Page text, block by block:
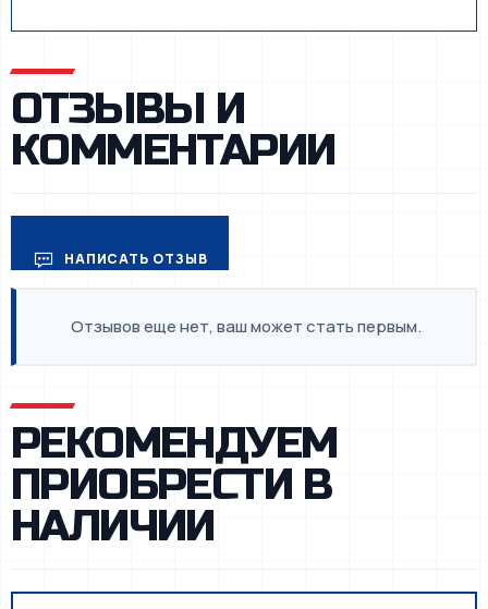
ОТЗЫВЫ И
КОММЕНТАРИИ
НАПИСАТЬ ОТЗЫВ
Отзывов еще нет, ваш может стать первым.
РЕКОМЕНДУЕМ
ПРИОБРЕСТИ В
НАЛИЧИИ